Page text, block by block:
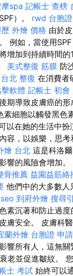
spa 記帳士 查榜
）。 rwd 台胞
外燴 價格 由於
例如，當使用SPF
增加到持續時間的
美式整復 筋膜 防
台北 整復 在消費者
軟體 記帳士 初會
期導致皮膚癌的
素細胞以觸發黑色
以在她的生活中扮
容，以娛樂，思考
燴 台北 這是科洛
響的風險會增加。
骨推薦 益園益筋絡
他們中的大多數人
到府外燴 搜尋
素沉著和防止過
膚安全。 皮膚科
蘭外燴 台胞證 申請
響所有人，這無關
老並促進皺紋。
士 考試 始終可以